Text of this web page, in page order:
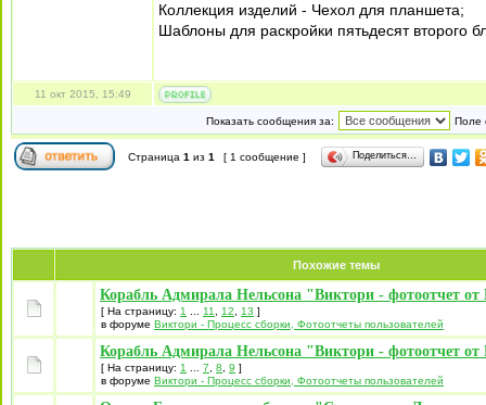
Коллекция изделий - Чехол для планшета;
Шаблоны для раскройки пятьдесят второго
11 окт 2015, 15:49
Показать сообщения за: Поле
Страница 1 из 1 [ 1 сообщение ] Поделиться…
Похожие темы
Корабль Адмирала Нельсона "Виктори - фотоотчет от
[ На страницу: 1 11 12 13 ]
в форуме Виктори - Процесс сборки, Фотоотчеты пользователей
Корабль Адмирала Нельсона "Виктори - фотоотчет от
[ На страницу: 1 7 8 9 ]
в форуме Виктори - Процесс сборки, Фотоотчеты пользователей